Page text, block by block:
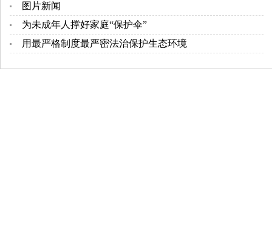
图片新闻
为未成年人撑好家庭“保护伞”
用最严格制度最严密法治保护生态环境